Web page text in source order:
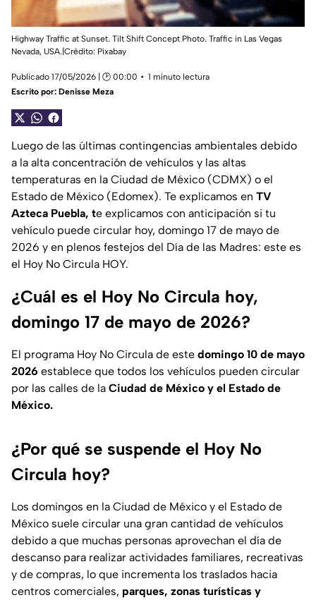
Highway Traffic at Sunset. Tilt Shift Concept Photo. Traffic in Las Vegas
Nevada, USA.|Crédito: Pixabay
Publicado 17/05/2026 | 🕑 00:00
1 minuto lectura
Escrito por: Denisse Meza
Luego de las últimas contingencias ambientales debido
a la alta concentración de vehículos y las altas
temperaturas en la Ciudad de México (CDMX) o el
Estado de México (Edomex). Te explicamos en TV
Azteca Puebla, te explicamos con anticipación si tu
vehículo puede circular hoy, domingo 17 de mayo de
2026 y en plenos festejos del Día de las Madres: este es
el Hoy No Circula HOY.
¿Cuál es el Hoy No Circula hoy,
domingo 17 de mayo de 2026?
El programa Hoy No Circula de este domingo 10 de mayo
2026 establece que todos los vehículos pueden circular
por las calles de la Ciudad de México y el Estado de
México.
¿Por qué se suspende el Hoy No
Circula hoy?
Los domingos en la Ciudad de México y el Estado de
México suele circular una gran cantidad de vehículos
debido a que muchas personas aprovechan el día de
descanso para realizar actividades familiares, recreativas
y de compras, lo que incrementa los traslados hacia
centros comerciales, parques, zonas turísticas y